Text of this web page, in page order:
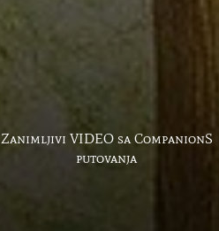
Zanimljivi VIDEO sa CompanionS
putovanja